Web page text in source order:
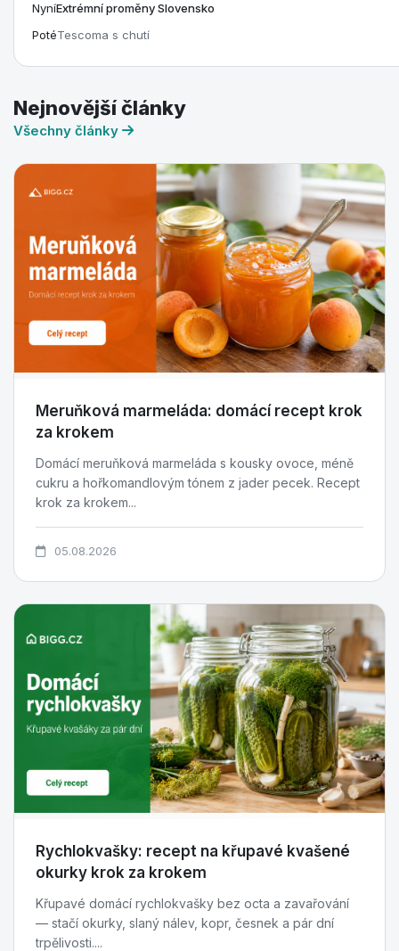
NyníExtrémní proměny Slovensko
PotéTescoma s chutí
Nejnovější články
Všechny články
Meruňková marmeláda: domácí recept krok
za krokem
Domácí meruňková marmeláda s kousky ovoce, méně
cukru a hořkomandlovým tónem z jader pecek. Recept
krok za krokem...
05.08.2026
Rychlokvašky: recept na křupavé kvašené
okurky krok za krokem
Křupavé domácí rychlokvašky bez octa a zavařování
— stačí okurky, slaný nálev, kopr, česnek a pár dní
trpělivosti....